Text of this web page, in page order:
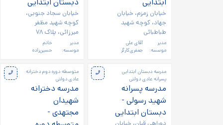
خیابان زمزم، خیابان
جهاد، کوچه شهید
طباطبائی
مدیر
موسسه:
آقای علی
جعفری‌کارگر
خیابان سجاد جنوبی،
کوچه شهید مظفر
میرزائی، پلاک ۷۸
مدیر
موسسه:
خانم
حسین‌زاده
مدرسه دبستان ابتدایی
پسرانه عادی دولتی
مدرسه پسرانه
شهید رسولی -
دبستان ابتدایی
متوسطه دوره دوم دخترانه
عادی دولتی
مدرسه دخترانه
شهیدان
مجتهدی -